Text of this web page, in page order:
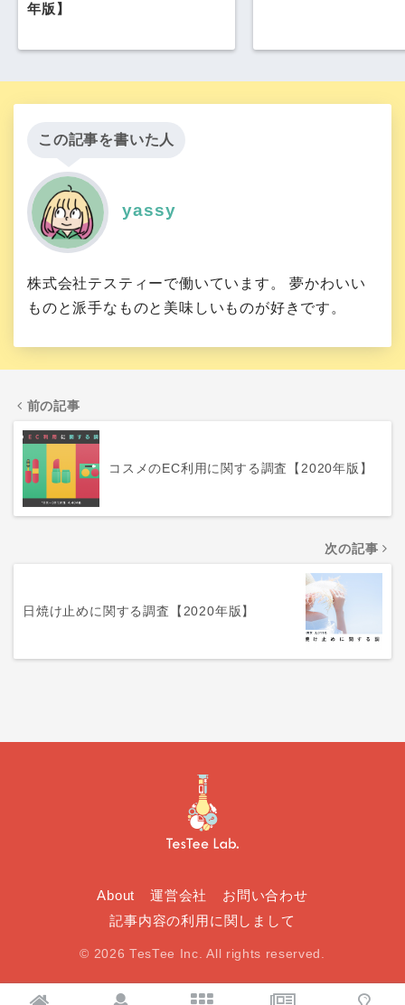
年版】
この記事を書いた人
yassy
株式会社テスティーで働いています。 夢かわいい
ものと派手なものと美味しいものが好きです。
前の記事
コスメのEC利用に関する調査【2020年版】
次の記事
日焼け止めに関する調査【2020年版】
About 運営会社
お問い合わせ
記事内容の利用に関しまして
© 2026 TesTee Inc. All rights reserved.